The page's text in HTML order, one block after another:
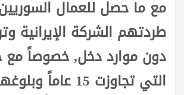
مع ما حصل للعمال
طردتهم الشركة الإيرانية
دون موارد دخل, خصوصاً
التي تجاوزت 15